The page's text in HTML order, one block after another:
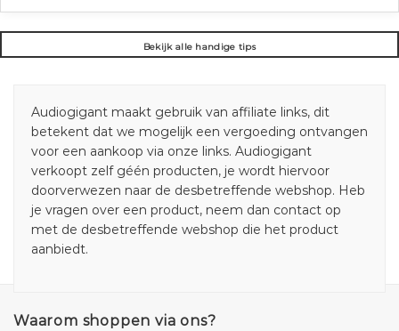
Bekijk alle handige tips
Audiogigant maakt gebruik van affiliate links, dit
betekent dat we mogelijk een vergoeding ontvangen
voor een aankoop via onze links. Audiogigant
verkoopt zelf géén producten, je wordt hiervoor
doorverwezen naar de desbetreffende webshop. Heb
je vragen over een product, neem dan contact op
met de desbetreffende webshop die het product
aanbiedt.
Waarom shoppen via ons?